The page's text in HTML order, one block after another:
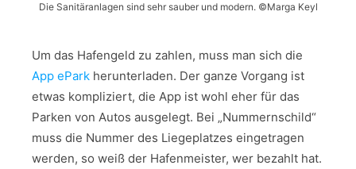
Die Sanitäranlagen sind sehr sauber und modern. ©Marga Keyl
Um das Hafengeld zu zahlen, muss man sich die
App ePark herunterladen. Der ganze Vorgang ist
etwas kompliziert, die App ist wohl eher für das
Parken von Autos ausgelegt. Bei „Nummernschild“
muss die Nummer des Liegeplatzes eingetragen
werden, so weiß der Hafenmeister, wer bezahlt hat.